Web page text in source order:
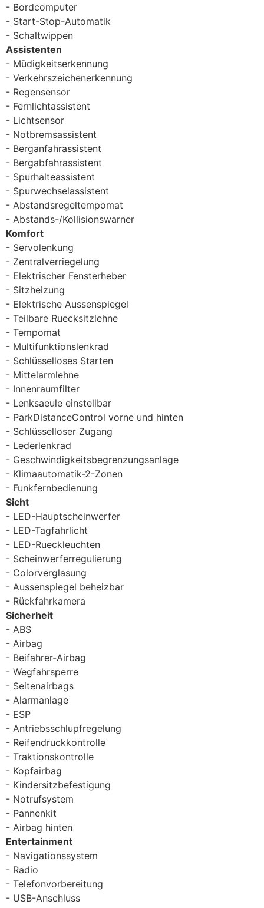
Bordcomputer
Start-Stop-Automatik
Schaltwippen
Assistenten
Müdigkeitserkennung
Verkehrszeichenerkennung
Regensensor
Fernlichtassistent
Lichtsensor
Notbremsassistent
Berganfahrassistent
Bergabfahrassistent
Spurhalteassistent
Spurwechselassistent
Abstandsregeltempomat
Abstands-/Kollisionswarner
Komfort
Servolenkung
Zentralverriegelung
Elektrischer Fensterheber
Sitzheizung
Elektrische Aussenspiegel
Teilbare Ruecksitzlehne
Tempomat
Multifunktionslenkrad
Schlüsselloses Starten
Mittelarmlehne
Innenraumfilter
Lenksaeule einstellbar
ParkDistanceControl vorne und hinten
Schlüsselloser Zugang
Lederlenkrad
Geschwindigkeitsbegrenzungsanlage
Klimaautomatik-2-Zonen
Funkfernbedienung
Sicht
LED-Hauptscheinwerfer
LED-Tagfahrlicht
LED-Rueckleuchten
Scheinwerferregulierung
Colorverglasung
Aussenspiegel beheizbar
Rückfahrkamera
Sicherheit
ABS
Airbag
Beifahrer-Airbag
Wegfahrsperre
Seitenairbags
Alarmanlage
ESP
Antriebsschlupfregelung
Reifendruckkontrolle
Traktionskontrolle
Kopfairbag
Kindersitzbefestigung
Notrufsystem
Pannenkit
Airbag hinten
Entertainment
Navigationssystem
Radio
Telefonvorbereitung
USB-Anschluss